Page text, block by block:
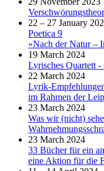
22 – 27 January
Poetica 9
»Nach der Natur –
19 March 2024
Lyrisches Quartett -
22 March 2024
Lyrik-
im Rahmen der
23 March 2024
Was wir (nicht)
23 March 2024
33 Bücher für ein
eine Aktion für die